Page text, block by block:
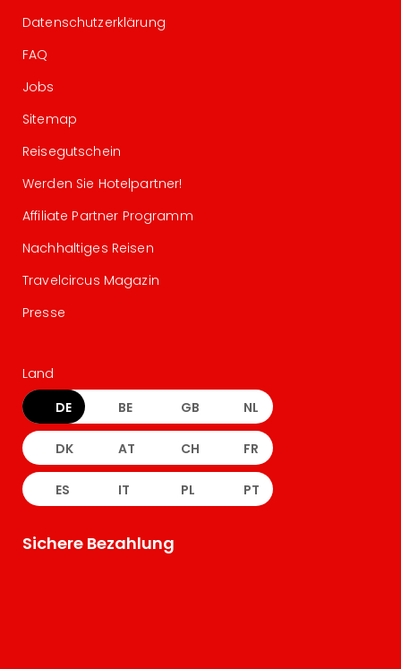
Datenschutzerklärung
FAQ
Jobs
Sitemap
Reisegutschein
Werden Sie Hotelpartner!
Affiliate Partner Programm
Nachhaltiges Reisen
Travelcircus Magazin
Presse
Land
DE BE GB NL
DK AT CH FR
ES IT PL PT
Sichere Bezahlung